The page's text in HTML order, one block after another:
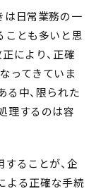
は日常業務の一
ことも多いと思
により、正確
ってきていま
る中、限られた
理するのは容
することが、企
よる正確な手続